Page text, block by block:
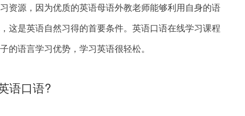
源，因为优质的英语母语外教老师能够利用自身的语
这是英语自然习得的首要条件。英语口语在线学习课程
语言学习优势，学习英语很轻松。
语口语?